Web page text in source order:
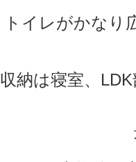
トイレがかなり
収納は寝室、